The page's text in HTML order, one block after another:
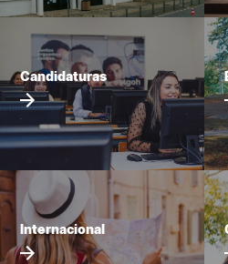
Estudantes
Comunidade
Gabinete de Informática
Internacional
Candidaturas
Internacional